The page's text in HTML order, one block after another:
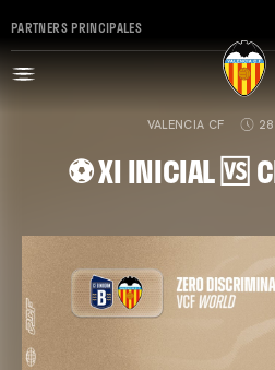
PARTNERS PRINCIPALES
VALENCIA CF
⚽ XI INICIAL 🆚